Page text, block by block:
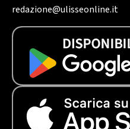
redazione@ulisseonline.it